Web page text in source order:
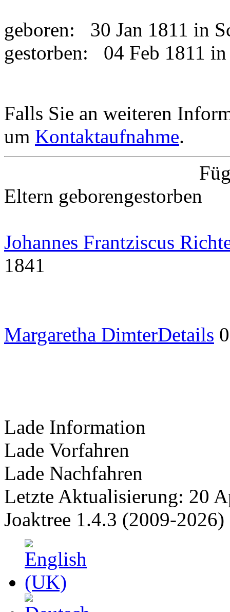
geboren:
30 Jan 1811 in
gestorben:
04 Feb 1811
Falls Sie an weiteren
um Kontaktaufnahme.
Eltern geborengestorben
Johannes Frantziscus
1841
Margaretha DimterDetails
Lade Information
Lade Vorfahren
Lade Nachfahren
Letzte Aktualisierung: 20
Joaktree 1.4.3 (2009-2026)